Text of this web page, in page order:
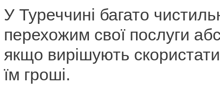
У Туреччині багато
перехожим свої послуги
якщо вирішують
їм гроші.